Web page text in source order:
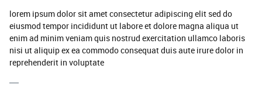
lorem ipsum dolor sit amet consectetur adipiscing elit sed do
eiusmod tempor incididunt ut labore et dolore magna aliqua ut
enim ad minim veniam quis nostrud exercitation ullamco laboris
nisi ut aliquip ex ea commodo consequat duis aute irure dolor in
reprehenderit in voluptate